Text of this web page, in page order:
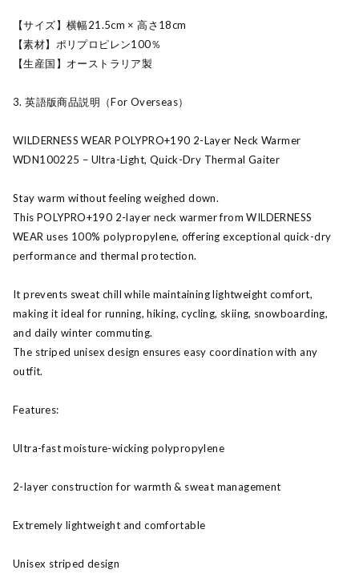
【サイズ】横幅21.5cm × 高さ18cm
【素材】ポリプロピレン100％
【生産国】オーストラリア製
3. 英語版商品説明（For Overseas）
WILDERNESS WEAR POLYPRO+190 2-Layer Neck Warmer
WDN100225 – Ultra-Light, Quick-Dry Thermal Gaiter
Stay warm without feeling weighed down.
This POLYPRO+190 2-layer neck warmer from WILDERNESS
WEAR uses 100% polypropylene, offering exceptional quick-dry
performance and thermal protection.
It prevents sweat chill while maintaining lightweight comfort,
making it ideal for running, hiking, cycling, skiing, snowboarding,
and daily winter commuting.
The striped unisex design ensures easy coordination with any
outfit.
Features:
Ultra-fast moisture-wicking polypropylene
2-layer construction for warmth & sweat management
Extremely lightweight and comfortable
Unisex striped design